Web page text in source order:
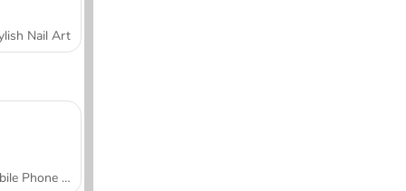
Nail Art
Mobile Phone Case Design & DIY